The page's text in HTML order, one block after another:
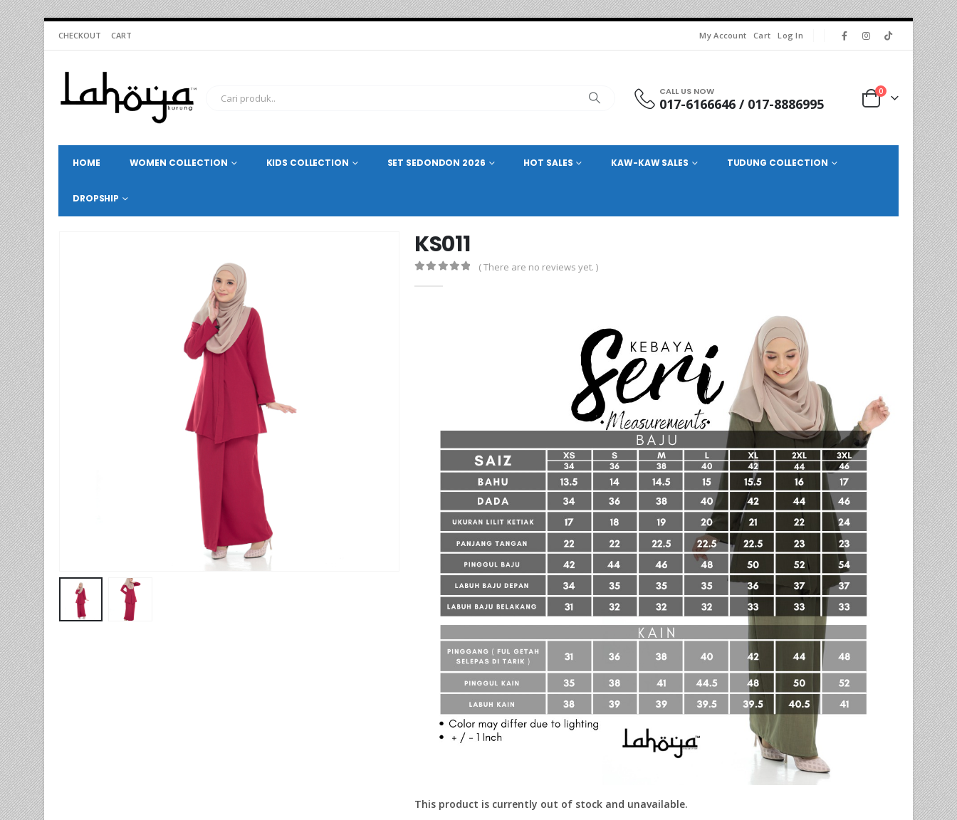
CHECKOUT CART My Account Cart Log In
CALL US NOW
017-6166646 / 017-8886995
0
HOME WOMEN COLLECTION KIDS COLLECTION SET SEDONDON 2026 HOT SALES KAW-KAW SALES TUDUNG COLLECTION
DROPSHIP
KS011
( There are no reviews yet. )
This product is currently out of stock and unavailable.